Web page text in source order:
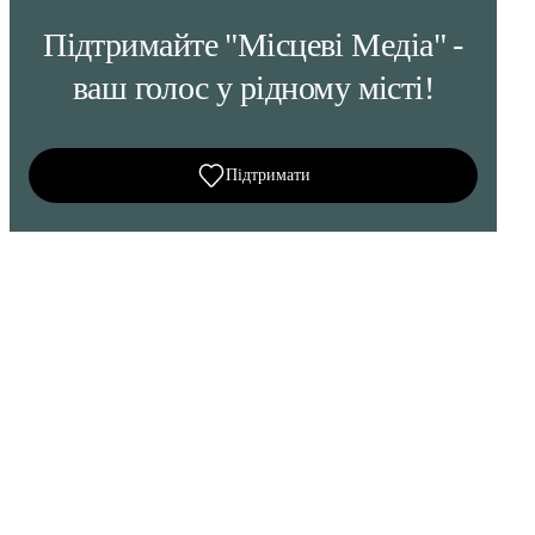
Підтримайте "Місцеві Медіа" -
ваш голос у рідному місті!
Підтримати